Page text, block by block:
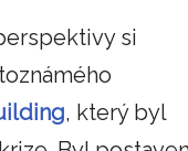
si
, který byl